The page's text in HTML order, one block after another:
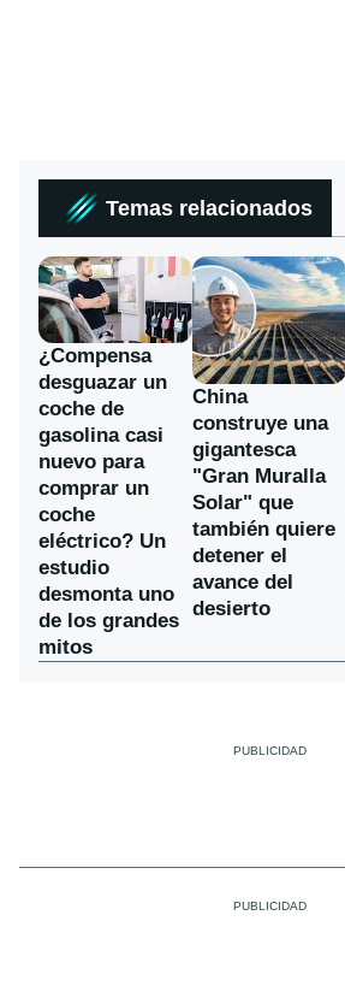
Temas relacionados
¿Compensa
desguazar un
coche de
gasolina casi
nuevo para
comprar un
coche
eléctrico? Un
estudio
desmonta uno
de los grandes
mitos
China
construye una
gigantesca
"Gran Muralla
Solar" que
también quiere
detener el
avance del
desierto